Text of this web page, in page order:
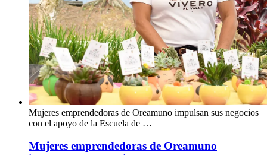
Mujeres emprendedoras de Oreamuno impulsan sus negocios
con el apoyo de la Escuela de …
Mujeres emprendedoras de Oreamuno